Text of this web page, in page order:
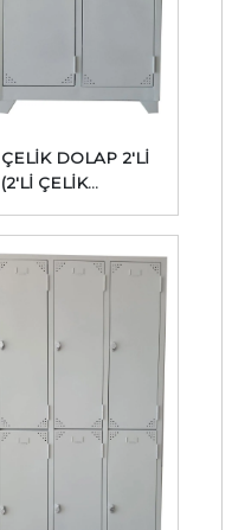
ÇELİK DOLAP 2'Lİ
(2'Lİ ÇELİK
DOLABI)